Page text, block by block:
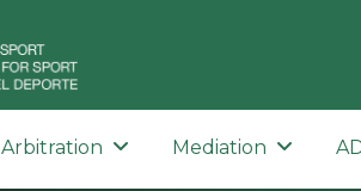
Arbitration Mediation